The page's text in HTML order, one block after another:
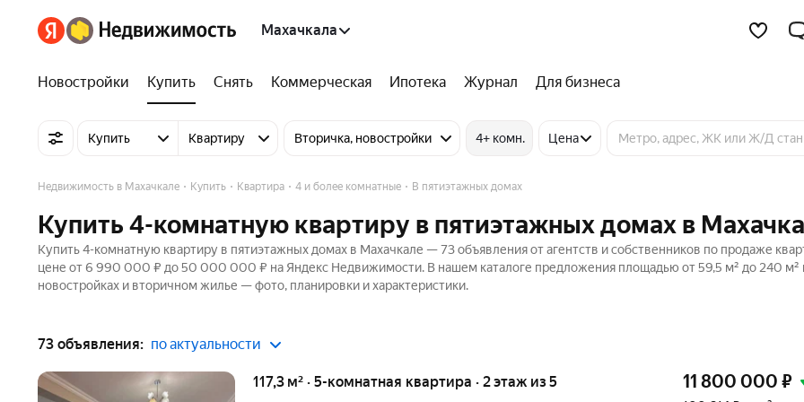
Махачкала
Новостройки Купить Снять Коммерческая Ипотека Журнал Для бизнеса
Купить Квартиру Вторичка, новостройки 4+ комн. Цена
Недвижимость в Махачкале Купить Квартира 4 и более комнатные В пятиэтажных домах
Купить 4-комнатную квартиру в пятиэтажных домах в
Купить 4-комнатную квартиру в пятиэтажных домах в Махачкале — 73 объявления от агентств и собственников по продаже
цене от 6 990 000 ₽ до 50 000 000 ₽ на Яндекс Недвижимости. В нашем каталоге предложения площадью от 59,5 м² до 240 м²
новостройках и вторичном жилье — фото, планировки и характеристики.
73 объявления: по актуальности
117,3 м² · 5-комнатная квартира · 2 этаж из 5 11 800 000 ₽